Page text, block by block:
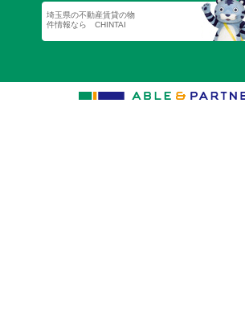
埼玉県の不動産賃貸の物
件情報なら CHINTAI